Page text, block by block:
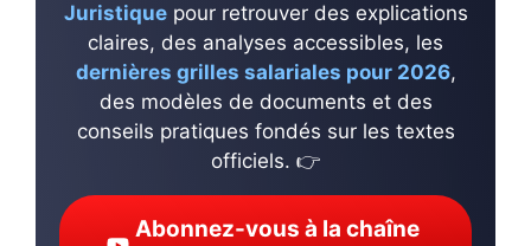
Juristiquepour retrouver des explications
claires, des analyses accessibles, les
dernières grilles salariales pour 2026,
des modèles de documents et des
conseils pratiques fondés sur les textes
officiels. 👉
Abonnez-vous à la chaîne